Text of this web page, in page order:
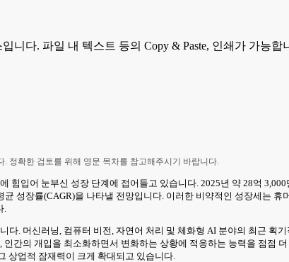
니다. 파일 내 텍스트 등의 Copy & Paste, 인쇄가 가능
정확한 검토를 위해 영문 목차를 참고해주시기 바랍니다.
입어 눈부신 성장 단계에 접어들고 있습니다. 2025년 약 28억
성장률(CAGR)을 나타낼 전망입니다. 이러한 비약적인 성장세는
.
. 머신러닝, 컴퓨터 비전, 자연어 처리 및 체화형 AI 분야의 최근 획
간의 개입을 최소화하면서 변화하는 상황에 적응하는 능력을 점점
상업적 잠재력이 크게 확대되고 있습니다.